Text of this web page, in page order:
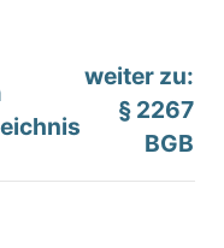
weiter zu:
§ 2267
BGB